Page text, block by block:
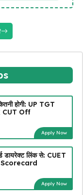
होगी: UP TGT
CUT Off
Apply Now
डायरेक्ट लिंक से: CUET
Apply Now